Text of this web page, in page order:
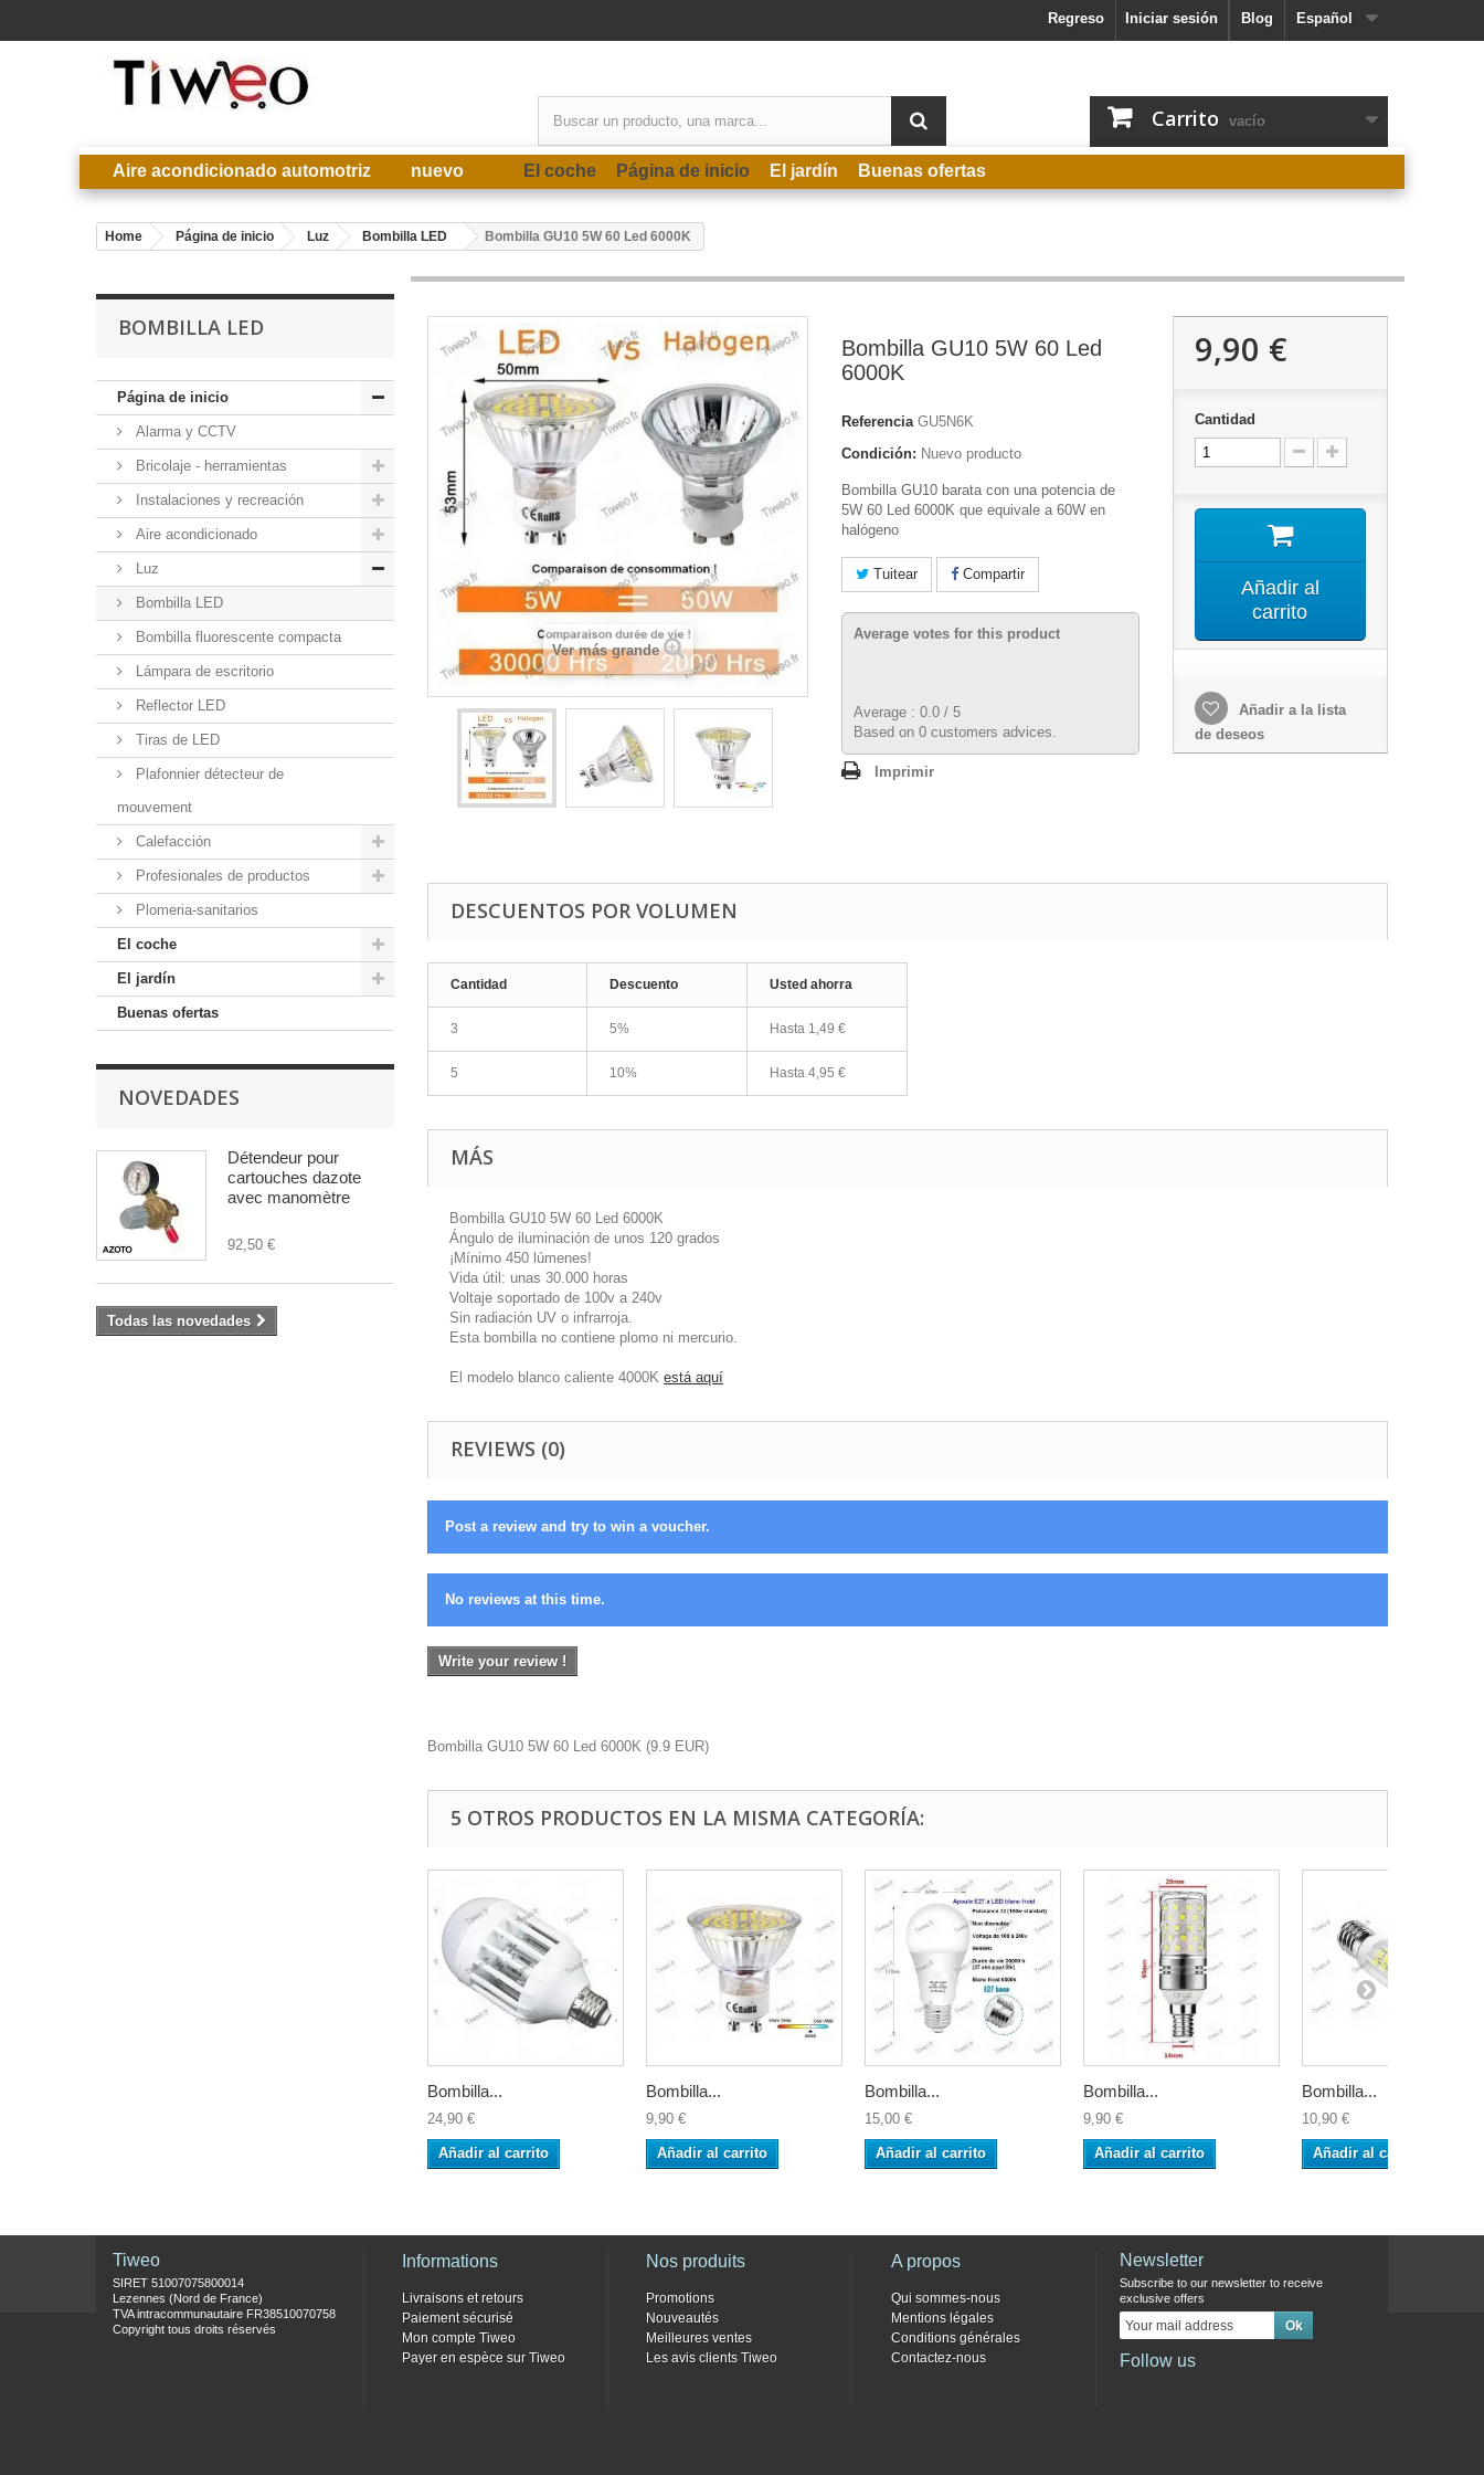
Español
Blog
Iniciar sesión
Regreso
Carrito vacío
Aire acondicionado automotriz nuevo El coche Página de inicio El jardín Buenas ofertas
Home Página de inicio Luz Bombilla LED Bombilla GU10 5W 60 Led 6000K
BOMBILLA LED
Página de inicio
Alarma y CCTV
Bricolaje - herramientas
Instalaciones y recreación
Aire acondicionado
Luz
Bombilla LED
Bombilla fluorescente compacta
Lámpara de escritorio
Reflector LED
Tiras de LED
Plafonnier détecteur de
mouvement
Calefacción
Profesionales de productos
Plomeria-sanitarios
El coche
El jardín
Buenas ofertas
NOVEDADES
Détendeur pour
cartouches dazote
avec manomètre
92,50 €
Todas las novedades
Ver más grande
Bombilla GU10 5W 60 Led
6000K
Referencia GU5N6K
Condición: Nuevo producto
Bombilla GU10 barata con una potencia de
5W 60 Led 6000K que equivale a 60W en
halógeno
Tuitear Compartir
Average votes for this product
Average : 0.0 / 5
Based on 0 customers advices.
Imprimir
9,90 €
Cantidad
Añadir al
carrito
Añadir a la lista
de deseos
DESCUENTOS POR VOLUMEN
Cantidad Descuento Usted ahorra
3 5% Hasta 1,49 €
5 10% Hasta 4,95 €
MÁS
Bombilla GU10 5W 60 Led 6000K
Ángulo de iluminación de unos 120 grados
¡Mínimo 450 lúmenes!
Vida útil: unas 30.000 horas
Voltaje soportado de 100v a 240v
Sin radiación UV o infrarroja.
Esta bombilla no contiene plomo ni mercurio.
El modelo blanco caliente 4000K está aquí
REVIEWS (0)
Post a review and try to win a voucher.
No reviews at this time.
Write your review !
Bombilla GU10 5W 60 Led 6000K (9.9 EUR)
5 OTROS PRODUCTOS EN LA MISMA CATEGORÍA:
Bombilla...
24,90 €
Añadir al carrito
Bombilla...
9,90 €
Añadir al carrito
Bombilla...
15,00 €
Añadir al carrito
Bombilla...
9,90 €
Añadir al carrito
Bombilla...
10,90 €
Añadir al carrito
Tiweo
SIRET 51007075800014
Lezennes (Nord de France)
TVA intracommunautaire FR38510070758
Copyright tous droits réservés
Informations
Livraisons et retours
Paiement sécurisé
Mon compte Tiweo
Payer en espèce sur Tiweo
Nos produits
Promotions
Nouveautés
Meilleures ventes
Les avis clients Tiweo
A propos
Qui sommes-nous
Mentions légales
Conditions générales
Contactez-nous
Newsletter
Subscribe to our newsletter to receive
exclusive offers
Follow us